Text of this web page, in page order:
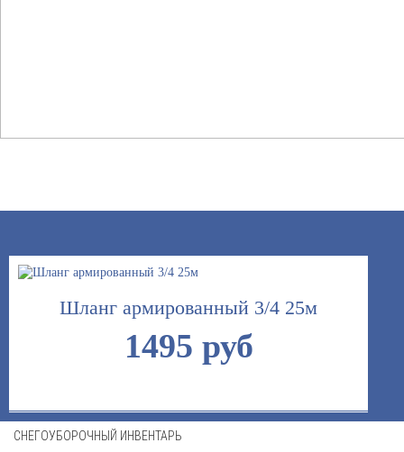
Шланг армированный 3/4 25м
1495 руб
СНЕГОУБОРОЧНЫЙ ИНВЕНТАРЬ